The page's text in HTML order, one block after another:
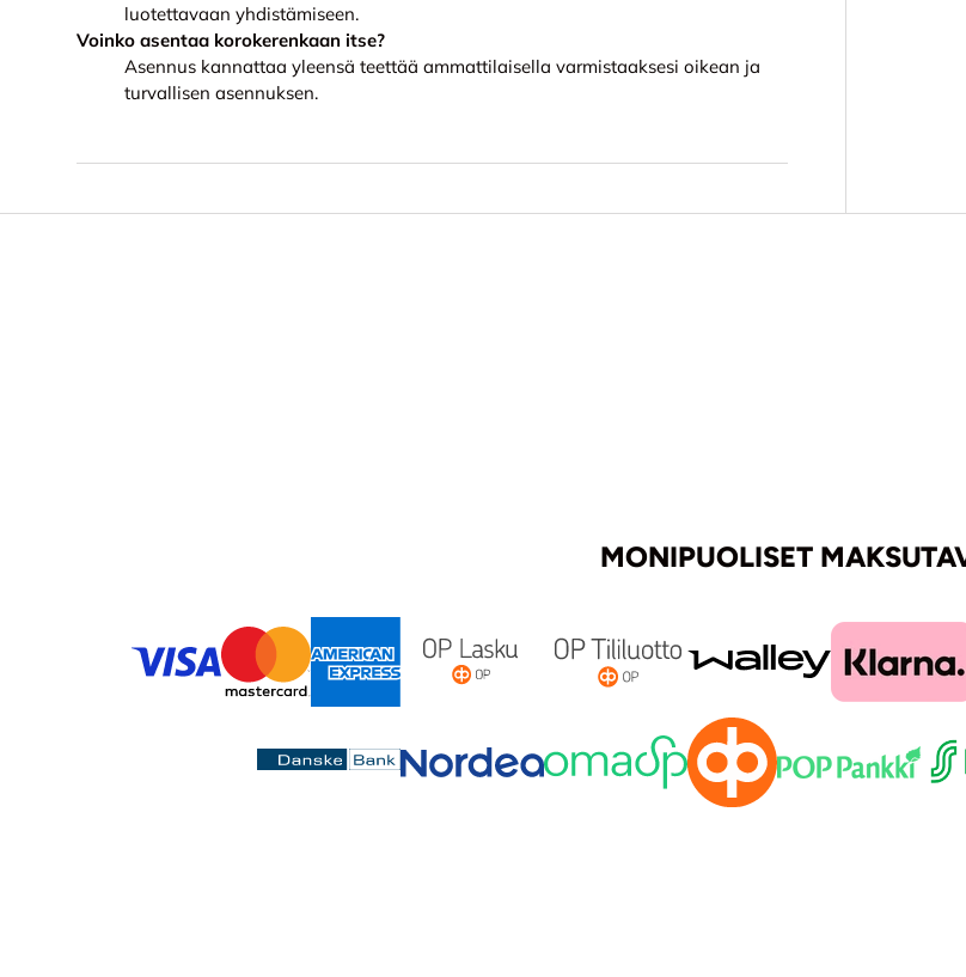
luotettavaan yhdistämiseen.
Voinko asentaa korokerenkaan itse?
Asennus kannattaa yleensä teettää ammattilaisella varmistaaksesi oikean ja
turvallisen asennuksen.
MONIPUOLISET